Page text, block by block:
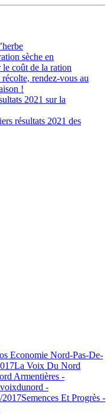
sèche en
le coût de la ration
rendez-vous au
!
2021 sur la
résultats 2021 des
Economie Nord-Pas-De-
La Voix Du Nord
Armentières -
-
2017Semences Et Progrès -